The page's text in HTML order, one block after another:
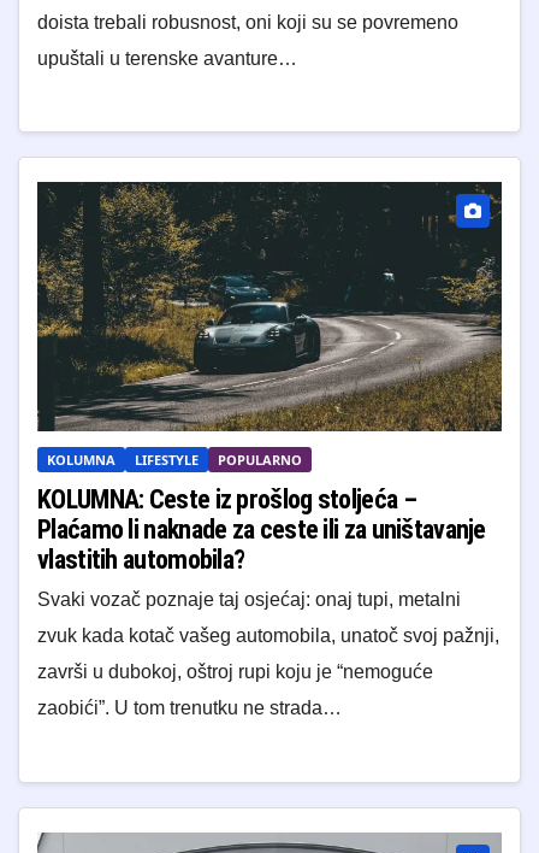
doista trebali robusnost, oni koji su se povremeno
upuštali u terenske avanture…
KOLUMNA LIFESTYLE POPULARNO
KOLUMNA: Ceste iz prošlog stoljeća –
Plaćamo li naknade za ceste ili za uništavanje
vlastitih automobila?
Svaki vozač poznaje taj osjećaj: onaj tupi, metalni
zvuk kada kotač vašeg automobila, unatoč svoj pažnji,
završi u dubokoj, oštroj rupi koju je “nemoguće
zaobići”. U tom trenutku ne strada…